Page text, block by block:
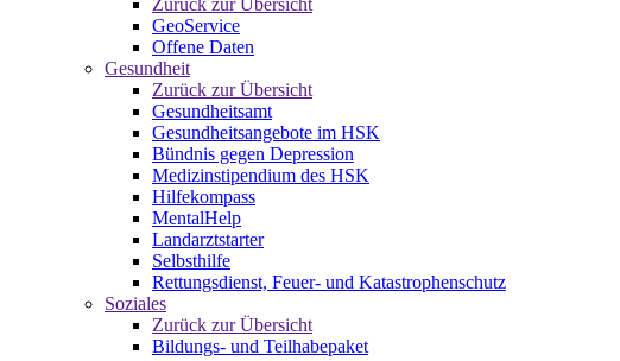
GeoService
Offene Daten
Gesundheit
Zurück zur Übersicht
Gesundheitsamt
Gesundheitsangebote im HSK
Bündnis gegen Depression
Medizinstipendium des HSK
Hilfekompass
MentalHelp
Landarztstarter
Selbsthilfe
Rettungsdienst, Feuer- und Katastrophenschutz
Soziales
Zurück zur Übersicht
Bildungs- und Teilhabepaket